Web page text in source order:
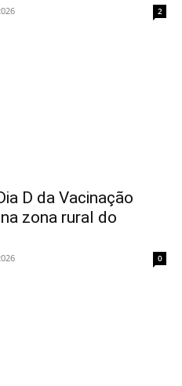
2
D da Vacinação
zona rural do
0